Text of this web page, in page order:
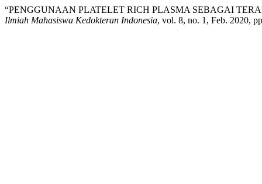
“PENGGUNAAN PLATELET RICH PLASMA SEBAGAI
Ilmiah Mahasiswa Kedokteran Indonesia, vol. 8, no. 1, Feb. 2020,